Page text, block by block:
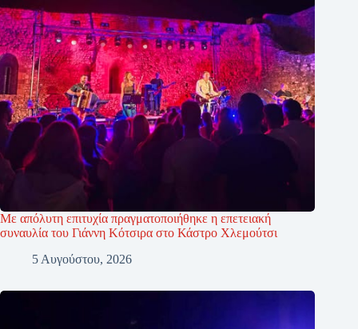
Με απόλυτη επιτυχία πραγματοποιήθηκε η επετειακή
συναυλία του Γιάννη Κότσιρα στο Κάστρο Χλεμούτσι
5 Αυγούστου, 2026